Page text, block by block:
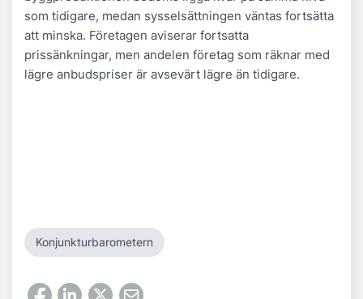
som tidigare, medan sysselsättningen väntas fortsätta
att minska. Företagen aviserar fortsatta
prissänkningar, men andelen företag som räknar med
lägre anbudspriser är avsevärt lägre än tidigare.
Konjunkturbarometern